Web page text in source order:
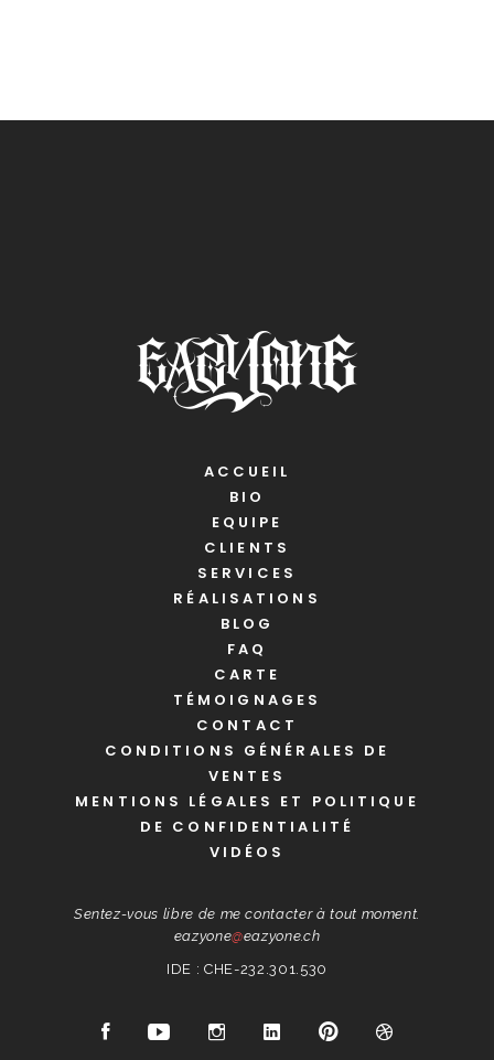
ACCUEIL
BIO
EQUIPE
CLIENTS
SERVICES
RÉALISATIONS
BLOG
FAQ
CARTE
TÉMOIGNAGES
CONTACT
CONDITIONS GÉNÉRALES DE
VENTES
MENTIONS LÉGALES ET POLITIQUE
DE CONFIDENTIALITÉ
VIDÉOS
Sentez-vous libre de me contacter à tout moment.
eazyone@eazyone.ch
IDE : CHE-232.301.530